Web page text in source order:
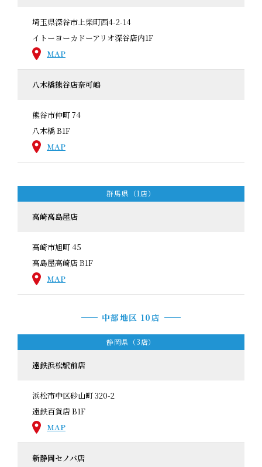
埼玉県深谷市上柴町西4-2-14
イトーヨーカドーアリオ深谷店内1F
MAP
八木橋熊谷店奈可嶋
熊谷市仲町 74
八木橋 B1F
MAP
群馬県（1店）
高崎高島屋店
高崎市旭町 45
高島屋高崎店 B1F
MAP
中部地区 10店
静岡県（3店）
遠鉄浜松駅前店
浜松市中区砂山町 320-2
遠鉄百貨店 B1F
MAP
新静岡セノバ店